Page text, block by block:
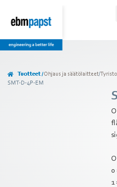
Tuotteet /Ohjaus ja säätölaitteet/
SMT-D-4P-EM
0
1